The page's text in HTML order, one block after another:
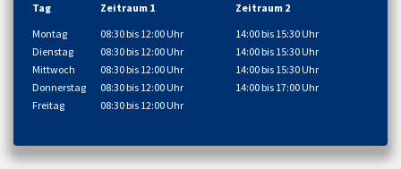
Tag Zeitraum 1
Zeitraum 2
Montag
08:30 bis 12:00 Uhr
14:00 bis 15:30 Uhr
Dienstag
08:30 bis 12:00 Uhr
14:00 bis 15:30 Uhr
Mittwoch
08:30 bis 12:00 Uhr
14:00 bis 15:30 Uhr
Donnerstag
08:30 bis 12:00 Uhr
14:00 bis 17:00 Uhr
Freitag
08:30 bis 12:00 Uhr